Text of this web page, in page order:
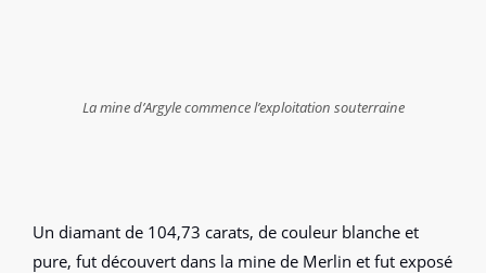
La mine d’Argyle commence l’exploitation souterraine
Un diamant de 104,73 carats, de couleur blanche et
pure, fut découvert dans la mine de Merlin et fut exposé